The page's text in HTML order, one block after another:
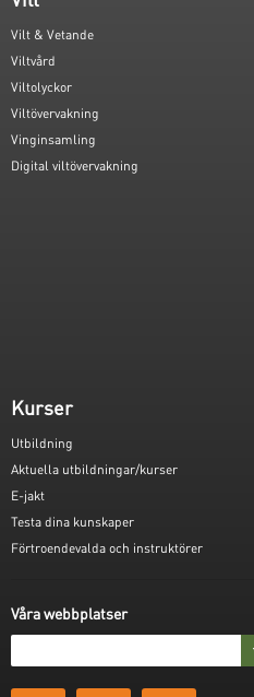
Vilt & Vetande
Viltvård
Viltolyckor
Viltövervakning
Vinginsamling
Digital viltövervakning
Kurser
Utbildning
Aktuella utbildningar/kurser
E-jakt
Testa dina kunskaper
Förtroendevalda och instruktörer
Våra webbplatser